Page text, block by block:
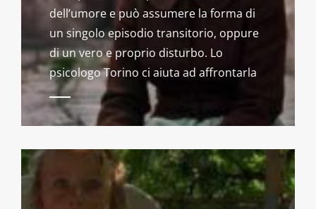
dell’umore e può assumere la forma di
un singolo episodio transitorio, oppure
di un vero e proprio disturbo. Lo
psicologo Torino ci aiuta ad affrontarla